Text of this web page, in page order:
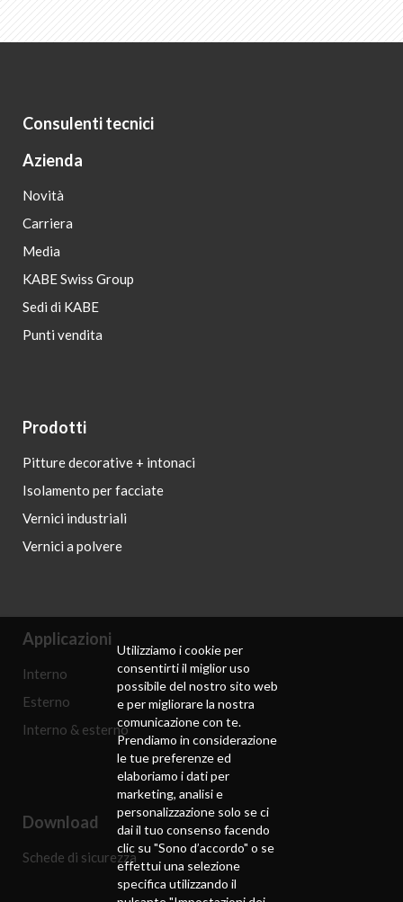
Consulenti tecnici
Azienda
Novità
Carriera
Media
KABE Swiss Group
Sedi di KABE
Punti vendita
Prodotti
Pitture decorative + intonaci
Isolamento per facciate
Vernici industriali
Vernici a polvere
Applicazioni
Interno
Esterno
Interno & esterno
Download
Schede di sicurezza
Utilizziamo i cookie per
consentirti il ​​miglior uso
possibile del nostro sito web
e per migliorare la nostra
comunicazione con te.
Prendiamo in considerazione
le tue preferenze ed
elaboriamo i dati per
marketing, analisi e
personalizzazione solo se ci
dai il tuo consenso facendo
clic su "Sono d’accordo" o se
effettui una selezione
specifica utilizzando il